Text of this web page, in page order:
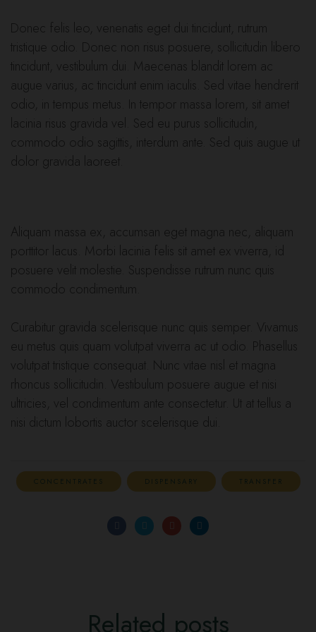
Donec felis leo, venenatis eget dui tincidunt, rutrum
tristique odio. Donec non risus posuere, sollicitudin libero
tincidunt, vestibulum dui. Maecenas blandit lorem ac
augue varius, ac tincidunt enim iaculis. Sed vitae hendrerit
odio, in tempus metus. In tempor massa lorem, sit amet
lacinia risus gravida vel. Sed eu purus sollicitudin,
commodo odio sagittis, interdum ante. Sed quis augue ut
dolor gravida laoreet.
Aliquam massa ex, accumsan eget magna nec, aliquam
porttitor lacus. Morbi lacinia felis sit amet ex viverra, id
posuere velit molestie. Suspendisse rutrum nunc quis
commodo condimentum.
Curabitur gravida scelerisque nunc quis semper. Vivamus
eu metus quis quam volutpat viverra ac ut odio. Phasellus
volutpat tristique consequat. Nunc vitae nisl et magna
rhoncus sollicitudin. Vestibulum posuere augue et nisi
ultricies, vel condimentum ante consectetur. Ut at tellus a
nisi dictum lobortis auctor scelerisque dui.
CONCENTRATES DISPENSARY TRANSFER
Related posts